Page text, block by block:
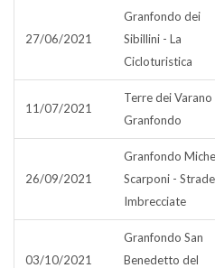
27/06/2021
Granfondo dei
Sibillini - La
Cicloturistica
11/07/2021
Terre dei Varano
Granfondo
26/09/2021
Granfondo
Scarponi - Strade
Imbrecciate
03/10/2021
Granfondo San
Benedetto del